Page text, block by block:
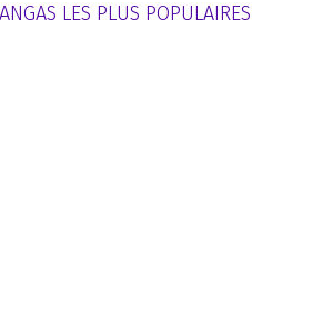
LES PLUS POPULAIRES